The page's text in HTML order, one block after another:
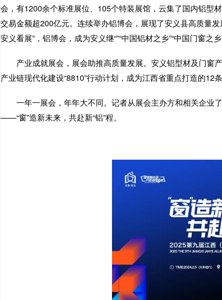
会，有1200余个标准展位、105个特装展馆，云集了国内铝型
交易金额超200亿元。连续举办铝博会，展现了安义县高质量
安义看展”，铝博会，成为安义继“”“中国铝材之乡”“中国门窗之
产业成就展会，展会助推高质量发展。安义铝型材及门窗
产业链现代化建设“8810”行动计划，成为江西省重点打造的
一年一展会，年年大不同。记者从展会主办方和相关企业
——“窗”造新未来，共赴新“铝”程。